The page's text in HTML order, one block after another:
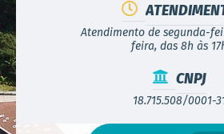
Atendimento de segunda-
feira, das 8h às
CNPJ
18.715.508/0001-